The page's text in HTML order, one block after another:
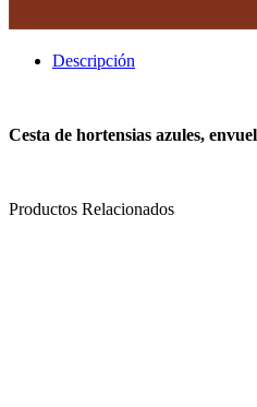
Descripción
Cesta de hortensias azules,
Productos Relacionados